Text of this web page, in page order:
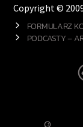
Copyright ©
FORMULARZ
PODCASTY –